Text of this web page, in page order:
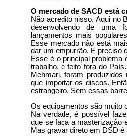
O mercado de SACD está
Não acredito nisso. Aqui no
desenvolvendo de uma
lançamentos mais
Esse mercado não está
dar um empurrão. É preciso
Esse é o principal problema
trabalho, é feito fora do
Mehmari, foram
que importar os discos.
estrangeiro. Sem essas
Os equipamentos são muito
Na verdade, é possível
que se faça a masterização
Mas gravar direto em DSD é